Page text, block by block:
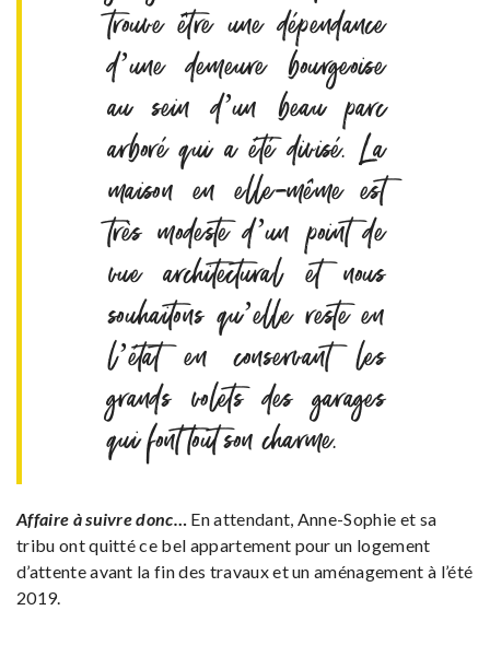
trouve être une dépendance
d’une demeure bourgeoise
au sein d’un beau parc
arboré qui a été divisé. La
maison en elle-même est
très modeste d’un point de
vue architectural et nous
souhaitons qu’elle reste en
l’état en conservant les
grands volets des garages
qui font tout son charme.
Affaire à suivre donc…
En attendant, Anne-Sophie et sa
tribu ont quitté ce bel appartement pour un logement
d’attente avant la fin des travaux et un aménagement à l’été
2019.